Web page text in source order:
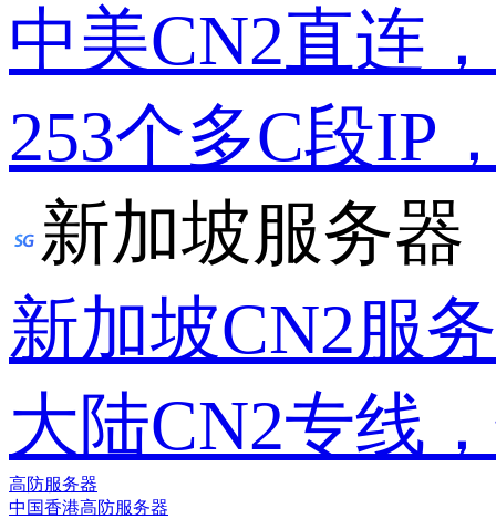
中美CN2直连
253个多C段IP
新加坡服务器
新加坡CN2服
大陆CN2专线
高防服务器
中国香港高防服务器